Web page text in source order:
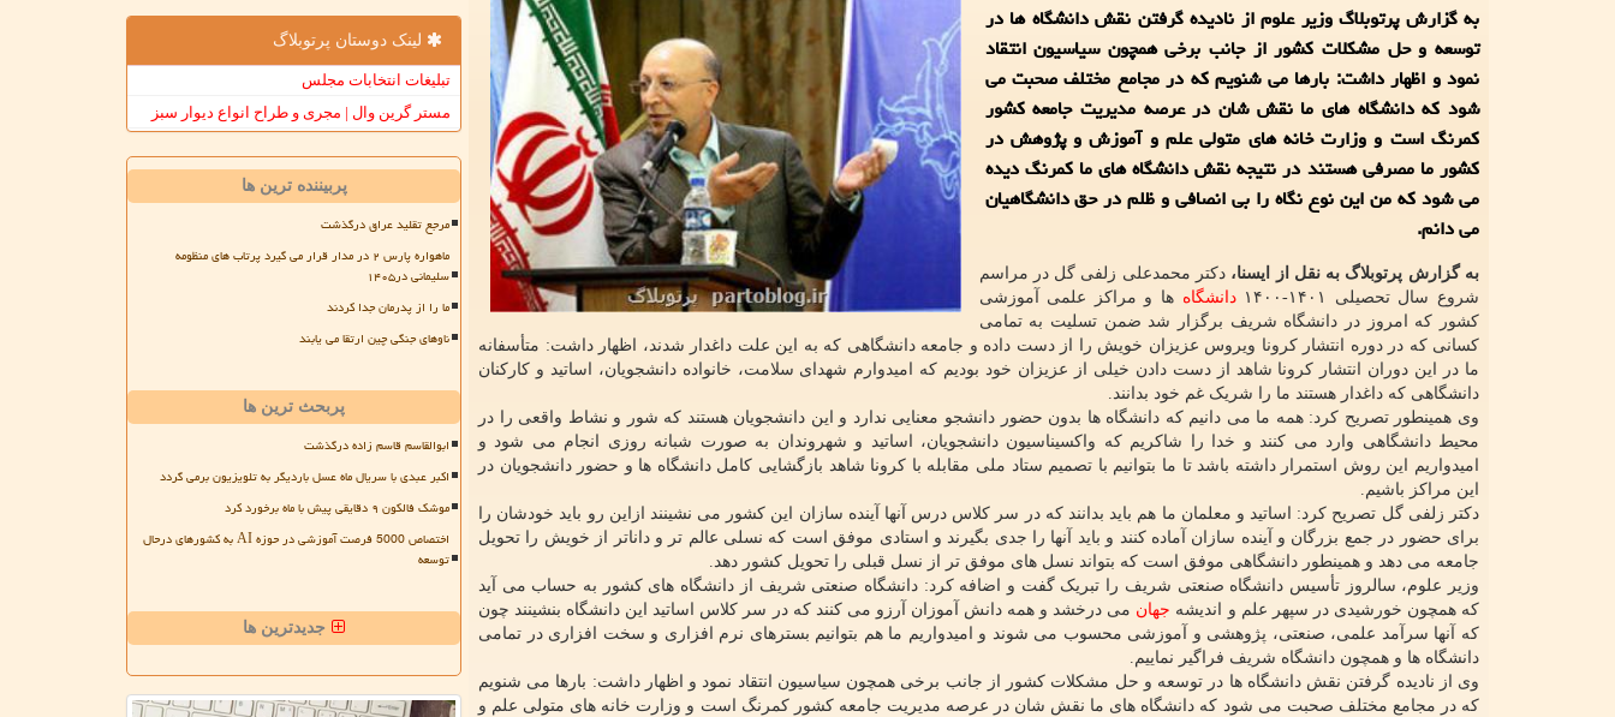
به گزارش پرتوبلاگ وزیر علوم از نادیده گرفتن نقش دانشگاه ها در
توسعه و حل مشکلات کشور از جانب برخی همچون سیاسیون انتقاد
نمود و اظهار داشت: بارها می شنویم که در مجامع مختلف صحبت می
شود که دانشگاه های ما نقش شان در عرصه مدیریت جامعه کشور
کمرنگ است و وزارت خانه های متولی علم و آموزش و پژوهش در
کشور ما مصرفی هستند در نتیجه نقش دانشگاه های ما کمرنگ دیده
می شود که من این نوع نگاه را بی انصافی و ظلم در حق دانشگاهیان
می دانم.
به گزارش پرتوبلاگ به نقل از ایسنا،دکتر محمدعلی زلفی گل در مراسم
شروع سال تحصیلی ۱۴۰۱-۱۴۰۰
دانشگاه ها و مراکز علمی آموزشی
کشور که امروز در دانشگاه شریف برگزار شد ضمن تسلیت به تمامی
کسانی که در دوره انتشار کرونا ویروس عزیزان خویش را از دست داده و جامعه دانشگاهی که به این علت داغدار شدند، اظهار داشت: متأسفانه
ما در این دوران انتشار کرونا شاهد از دست دادن خیلی از عزیزان خود بودیم که امیدوارم شهدای سلامت، خانواده دانشجویان، اساتید و کارکنان
دانشگاهی که داغدار هستند ما را شریک غم خود بدانند.
وی همینطور تصریح کرد: همه ما می دانیم که دانشگاه ها بدون حضور دانشجو معنایی ندارد و این دانشجویان هستند که شور و نشاط واقعی را در
محیط دانشگاهی وارد می کنند و خدا را شاکریم که واکسیناسیون دانشجویان، اساتید و شهروندان به صورت شبانه روزی انجام می شود و
امیدواریم این روش استمرار داشته باشد تا ما بتوانیم با تصمیم ستاد ملی مقابله با کرونا شاهد بازگشایی کامل دانشگاه ها و حضور دانشجویان در
این مراکز باشیم.
دکتر زلفی گل تصریح کرد: اساتید و معلمان ما هم باید بدانند که در سر کلاس درس آنها آینده سازان این کشور می نشینند ازاین رو باید خودشان را
برای حضور در جمع بزرگان و آینده سازان آماده کنند و باید آنها را جدی بگیرند و استادی موفق است که نسلی عالم تر و داناتر از خویش را تحویل
جامعه می دهد و همینطور دانشگاهی موفق است که بتواند نسل های موفق تر از نسل قبلی را تحویل کشور دهد.
وزیر علوم، سالروز تأسیس دانشگاه صنعتی شریف را تبریک گفت و اضافه کرد: دانشگاه صنعتی شریف از دانشگاه های کشور به حساب می آید
که همچون خورشیدی در سپهر علم و اندیشه جهان می درخشد و همه دانش آموزان آرزو می کنند که در سر کلاس اساتید این دانشگاه بنشینند چون
که آنها سرآمد علمی، صنعتی، پژوهشی و آموزشی محسوب می شوند و امیدواریم ما هم بتوانیم بسترهای نرم افزاری و سخت افزاری در تمامی
دانشگاه ها و همچون دانشگاه شریف فراگیر نماییم.
وی از نادیده گرفتن نقش دانشگاه ها در توسعه و حل مشکلات کشور از جانب برخی همچون سیاسیون انتقاد نمود و اظهار داشت: بارها می شنویم
که در مجامع مختلف صحبت می شود که دانشگاه های ما نقش شان در عرصه مدیریت جامعه کشور کمرنگ است و وزارت خانه های متولی علم و
لینک دوستان پرتوبلاگ
تبلیغات انتخابات مجلس
مستر گرین وال | مجری و طراح انواع دیوار سبز
پربیننده ترین ها
مرجع تقلید عراق درگذشت
ماهواره پارس ۲ در مدار قرار می گیرد پرتاب های منظومه
سلیمانی در۱۴۰۵
ما را از پدرمان جدا کردند
ناوهای جنگی چین ارتقا می یابند
پربحث ترین ها
ابوالقاسم قاسم زاده درگذشت
اکبر عبدی با سریال ماه عسل باردیگر به تلویزیون برمی گردد
موشک فالکون ۹ دقایقی پیش با ماه برخورد کرد
اختصاص 5000 فرصت آموزشی در حوزه AI به کشورهای درحال
توسعه
جدیدترین ها